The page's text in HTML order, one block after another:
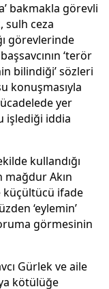
bakmakla görevli
sulh ceza
görevlerinde
‘terör
bilindiği’ sözleri
konuşmasıyla
yer
işlediği iddia
kullandığı
Akın
küçültücü ifade
‘eylemin’
görmesinin
Gürlek ve aile
kötülüğe